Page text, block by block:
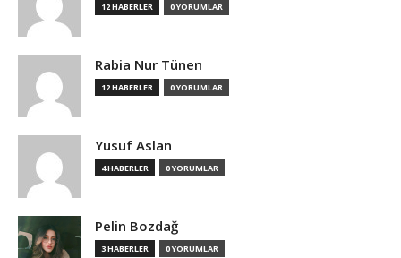
12 HABERLER 0 YORUMLAR
Rabia Nur Tünen
12 HABERLER 0 YORUMLAR
Yusuf Aslan
4 HABERLER 0 YORUMLAR
Pelin Bozdağ
3 HABERLER 0 YORUMLAR